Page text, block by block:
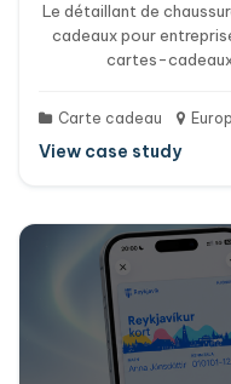
Le détaillant de
cadeaux pour
cartes-cadeaux
Carte cadeau
View case study